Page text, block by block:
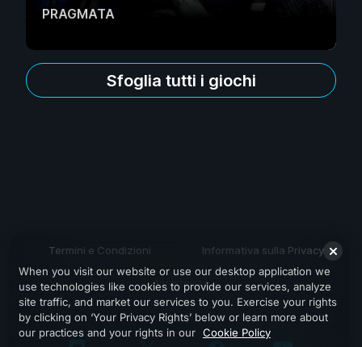
PRAGMATA
Sfoglia tutti i giochi
Termini e Condizioni Informativa sulla Privacy
Assistenza
When you visit our website or use our desktop application we
use technologies like cookies to provide our services, analyze
site traffic, and market our services to you. Exercise your rights
by clicking on ‘Your Privacy Rights’ below or learn more about
our practices and your rights in our Cookie Policy